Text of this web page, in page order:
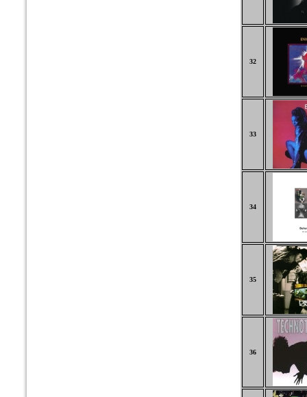
32
33
34
35
36